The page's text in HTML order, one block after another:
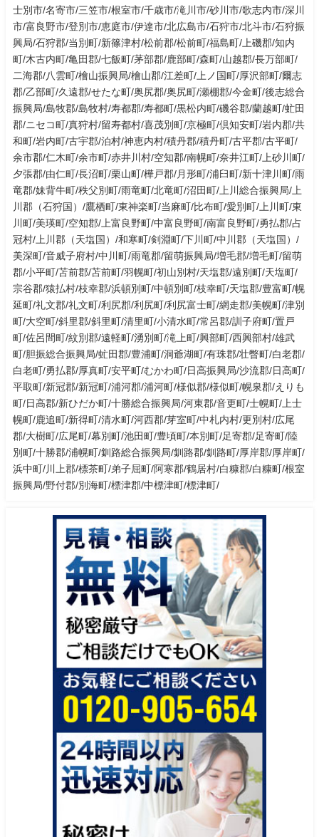
士別市/名寄市/三笠市/根室市/千歳市/滝川市/砂川市/歌志内市/深川
市/富良野市/登別市/恵庭市/伊達市/北広島市/石狩市/北斗市/石狩振
興局/石狩郡/当別町/新篠津村/松前郡/松前町/福島町/上磯郡/知内
町/木古内町/亀田郡/七飯町/茅部郡/鹿部町/森町/山越郡/長万部町/
二海郡/八雲町/檜山振興局/檜山郡/江差町/上ノ国町/厚沢部町/爾志
郡/乙部町/久遠郡/せたな町/奥尻郡/奥尻町/瀬棚郡/今金町/後志総合
振興局/島牧郡/島牧村/寿都郡/寿都町/黒松内町/磯谷郡/蘭越町/虻田
郡/ニセコ町/真狩村/留寿都村/喜茂別町/京極町/倶知安町/岩内郡/共
和町/岩内町/古宇郡/泊村/神恵内村/積丹郡/積丹町/古平郡/古平町/
余市郡/仁木町/余市町/赤井川村/空知郡/南幌町/奈井江町/上砂川町/
夕張郡/由仁町/長沼町/栗山町/樺戸郡/月形町/浦臼町/新十津川町/雨
竜郡/妹背牛町/秩父別町/雨竜町/北竜町/沼田町/上川総合振興局/上
川郡（石狩国）/鷹栖町/東神楽町/当麻町/比布町/愛別町/上川町/東
川町/美瑛町/空知郡/上富良野町/中富良野町/南富良野町/勇払郡/占
冠村/上川郡（天塩国）/和寒町/剣淵町/下川町/中川郡（天塩国）/
美深町/音威子府村/中川町/雨竜郡/留萌振興局/増毛郡/増毛町/留萌
郡/小平町/苫前郡/苫前町/羽幌町/初山別村/天塩郡/遠別町/天塩町/
宗谷郡/猿払村/枝幸郡/浜頓別町/中頓別町/枝幸町/天塩郡/豊富町/幌
延町/礼文郡/礼文町/利尻郡/利尻町/利尻富士町/網走郡/美幌町/津別
町/大空町/斜里郡/斜里町/清里町/小清水町/常呂郡/訓子府町/置戸
町/佐呂間町/紋別郡/遠軽町/湧別町/滝上町/興部町/西興部村/雄武
町/胆振総合振興局/虻田郡/豊浦町/洞爺湖町/有珠郡/壮瞥町/白老郡/
白老町/勇払郡/厚真町/安平町/むかわ町/日高振興局/沙流郡/日高町/
平取町/新冠郡/新冠町/浦河郡/浦河町/様似郡/様似町/幌泉郡/えりも
町/日高郡/新ひだか町/十勝総合振興局/河東郡/音更町/士幌町/上士
幌町/鹿追町/新得町/清水町/河西郡/芽室町/中札内村/更別村/広尾
郡/大樹町/広尾町/幕別町/池田町/豊頃町/本別町/足寄郡/足寄町/陸
別町/十勝郡/浦幌町/釧路総合振興局/釧路郡/釧路町/厚岸郡/厚岸町/
浜中町/川上郡/標茶町/弟子屈町/阿寒郡/鶴居村/白糠郡/白糠町/根室
振興局/野付郡/別海町/標津郡/中標津町/標津町/